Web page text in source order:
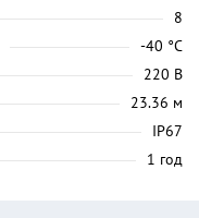
8
-40 °C
220 В
23.36 м
IP67
1 год